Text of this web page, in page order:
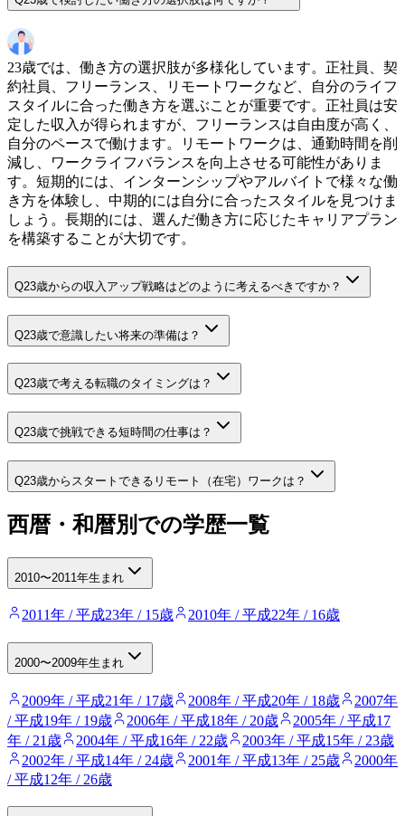
23歳では、働き方の選択肢が多様化しています。正社員、契
約社員、フリーランス、リモートワークなど、自分のライフ
スタイルに合った働き方を選ぶことが重要です。正社員は安
定した収入が得られますが、フリーランスは自由度が高く、
自分のペースで働けます。リモートワークは、通勤時間を削
減し、ワークライフバランスを向上させる可能性がありま
す。短期的には、インターンシップやアルバイトで様々な働
き方を体験し、中期的には自分に合ったスタイルを見つけま
しょう。長期的には、選んだ働き方に応じたキャリアプラン
を構築することが大切です。
Q23歳からの収入アップ戦略はどのように考えるべきですか？
Q23歳で意識したい将来の準備は？
Q23歳で考える転職のタイミングは？
Q23歳で挑戦できる短時間の仕事は？
Q23歳からスタートできるリモート（在宅）ワークは？
西暦・和暦別での学歴一覧
2010〜2011年生まれ
2011年 / 平成23年 / 15歳 2010年 / 平成22年 / 16歳
2000〜2009年生まれ
2009年 / 平成21年 / 17歳 2008年 / 平成20年 / 18歳
2007年
/ 平成19年 / 19歳
2006年 / 平成18年 / 20歳
2005年 / 平成17
年 / 21歳
2004年 / 平成16年 / 22歳
2003年 / 平成15年 / 23歳
2002年 / 平成14年 / 24歳
2001年 / 平成13年 / 25歳
2000年
/ 平成12年 / 26歳